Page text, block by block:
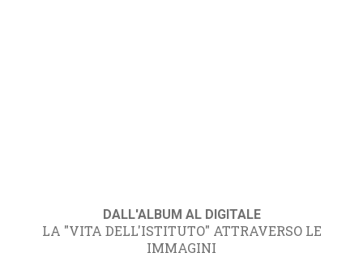
DALL'ALBUM AL DIGITALE
LA "VITA DELL'ISTITUTO" ATTRAVERSO LE
IMMAGINI